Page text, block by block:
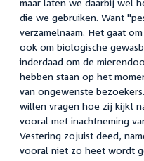
maar laten we daarbij wel
die we gebruiken. Want
verzamelnaam. Het gaat
ook om biologische
inderdaad om de
hebben staan op het
van ongewenste
willen vragen hoe zij kijkt
vooral met inachtneming
Vestering zojuist deed,
vooral niet zo heet wordt